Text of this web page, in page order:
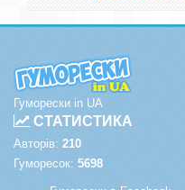
Гуморески in UA
СТАТИСТИКА
Авторів: 210
Гуморесок: 5698